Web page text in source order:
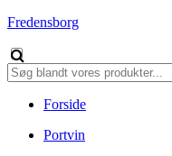
Fredensborg
Forside
Portvin